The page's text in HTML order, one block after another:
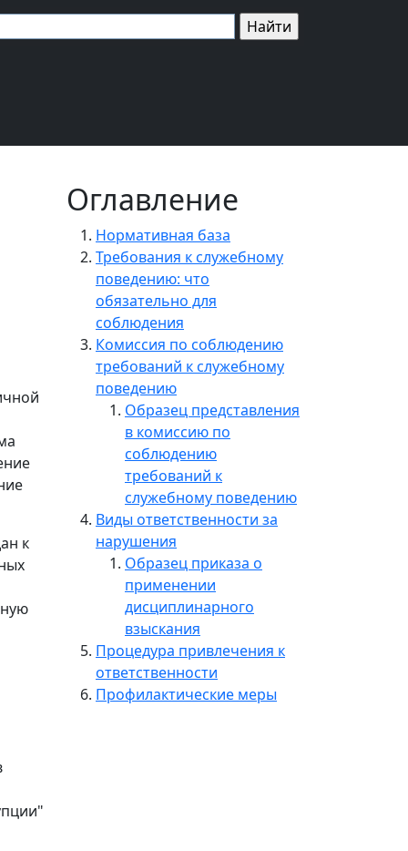
к
Оглавление
Нормативная база
Требования к служебному
поведению: что
обязательно для
соблюдения
Комиссия по соблюдению
требований к служебному
поведению
Образец представления
в комиссию по
соблюдению
требований к
служебному поведению
Виды ответственности за
нарушения
Образец приказа о
применении
дисциплинарного
взыскания
Процедура привлечения к
ответственности
Профилактические меры